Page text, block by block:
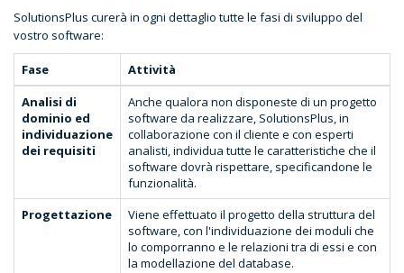
SolutionsPlus curerà in ogni dettaglio tutte le fasi di sviluppo del
vostro software:
Fase
Attività
Analisi di
dominio ed
individuazione
dei requisiti
Anche qualora non disponeste di un progetto
software da realizzare, SolutionsPlus, in
collaborazione con il cliente e con esperti
analisti, individua tutte le caratteristiche che il
software dovrà rispettare, specificandone le
funzionalità.
Progettazione
Viene effettuato il progetto della struttura del
software, con l'individuazione dei moduli che
lo comporranno e le relazioni tra di essi e con
la modellazione del database.